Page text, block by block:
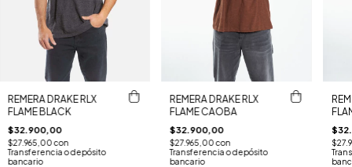
REMERA DRAKE RLX
FLAME BLACK
$32.900,00
$27.965,00con
Transferencia o depósito
bancario
REMERA DRAKE RLX
FLAME CAOBA
$32.900,00
$27.965,00con
Transferencia o depósito
bancario